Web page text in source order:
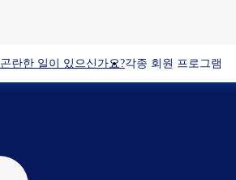
곤란한 일이 있으신가요?각종 회원 프로그램